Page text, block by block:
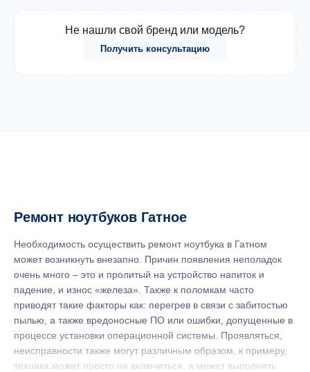
Не нашли свой бренд или модель?
Получить консультацию
Ремонт ноутбуков Гатное
Необходимость осуществить ремонт ноутбука в Гатном
может возникнуть внезапно. Причин появления неполадок
очень много – это и пролитый на устройство напиток и
падение, и износ «железа». Также к поломкам часто
приводят такие факторы как: перегрев в связи с забитостью
пылью, а также вредоносные ПО или ошибки, допущенные в
процессе установки операционной системы. Проявляться,
неисправности также могут различным образом, к примеру,
техника может просто не включиться, а может выполнять